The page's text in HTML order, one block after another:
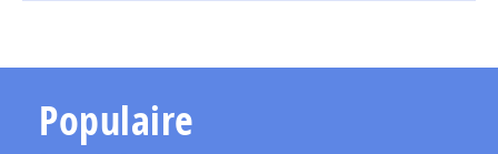
Populaire